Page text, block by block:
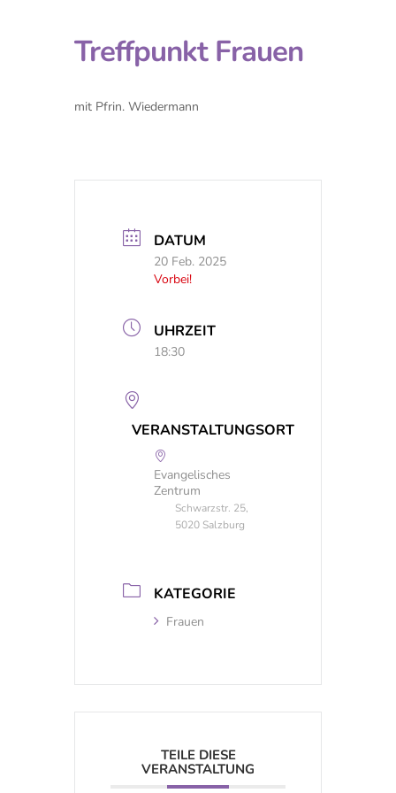
Treffpunkt Frauen
mit Pfrin. Wiedermann
DATUM
20 Feb. 2025
Vorbei!
UHRZEIT
18:30
VERANSTALTUNGSORT
Evangelisches
Zentrum
Schwarzstr. 25,
5020 Salzburg
KATEGORIE
Frauen
TEILE DIESE
VERANSTALTUNG